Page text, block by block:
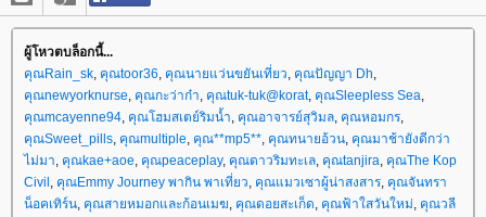
ผู้โหวตบล็อกนี้...
คุณRain_sk, คุณtoor36, คุณนายแว่นขยันเที่ยว, คุณปัญญา Dh,
คุณnewyorknurse, คุณกะว่าก๋า, คุณtuk-tuk@korat, คุณSleepless Sea,
คุณmcayenne94, คุณโฮมสเตย์ริมน้ำ, คุณอาจารย์สุวิมล, คุณหอมกร,
คุณSweet_pills, คุณmultiple, คุณ**mp5**, คุณทนายอ้วน, คุณมาช้ายังดีกว่า
ไม่มา, คุณkae+aoe, คุณpeaceplay, คุณดาวริมทะเล, คุณtanjira, คุณThe Kop
Civil , คุณEmmy Journey พากิน พาเที่ยว, คุณแมวเซาผู้น่าสงสาร, คุณจันทรา
น็อคเทิร์น, คุณสายหมอกและก้อนเมฆ, คุณดอยสะเก็ด, คุณฟ้าใสวันใหม่, คุณวลี